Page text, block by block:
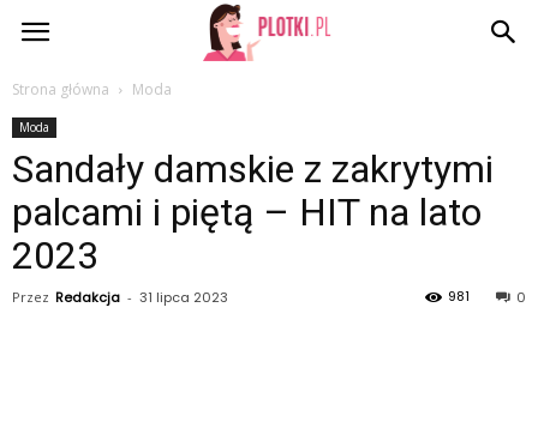
Plotki.pl
Strona główna Moda
Moda
Sandały damskie z zakrytymi
palcami i piętą – HIT na lato
2023
Przez Redakcja - 31 lipca 2023 0
981